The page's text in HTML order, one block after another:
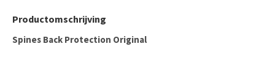
Productomschrijving
Spines Back Protection Original